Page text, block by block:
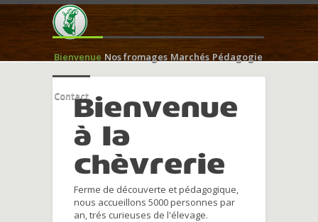
Bienvenue Nos fromages Marchés Pédagogie
ContactBienvenue
à la
chèvrerie
Ferme de découverte et pédagogique,
nous accueillons 5000 personnes par
an, trés curieuses de l'élevage.